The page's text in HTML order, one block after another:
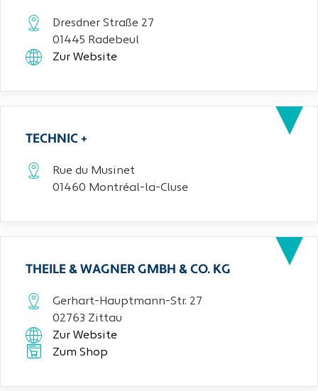
Dresdner Straße 27
01445 Radebeul
Zur Website
TECHNIC +
Rue du Musinet
01460 Montréal-la-Cluse
THEILE & WAGNER GMBH & CO. KG
Gerhart-Hauptmann-Str. 27
02763 Zittau
Zur Website
Zum Shop